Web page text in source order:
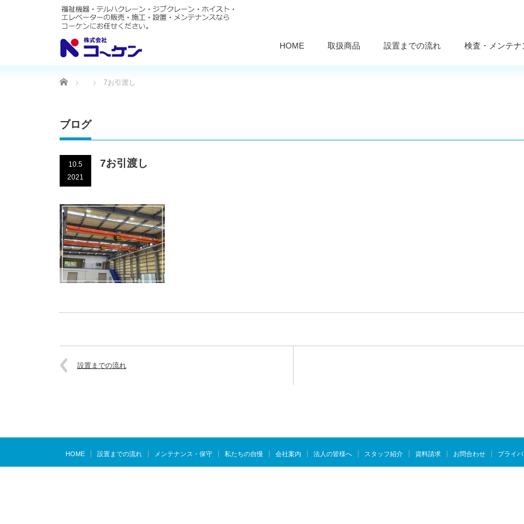
HOME 取扱商品 設置までの流れ 検査・メンテナ
Home 7お引渡し
ブログ
10.5
2021
7お引渡し
設置までの流れ
HOME 設置までの流れ メンテナンス・保守 私たちの自慢 会社案内 法人の皆様へ スタッフ紹介 資料請求 お問合わせ プライ